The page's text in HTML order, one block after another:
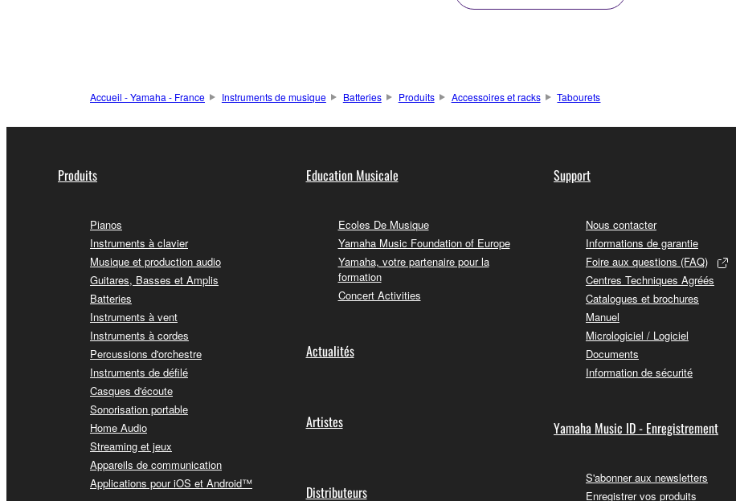
Accueil - Yamaha - France Instruments de musique Batteries Produits Accessoires et racks Tabourets
Produits
Pianos
Instruments à clavier
Musique et production audio
Guitares, Basses et Amplis
Batteries
Instruments à vent
Instruments à cordes
Percussions d'orchestre
Instruments de défilé
Casques d'écoute
Sonorisation portable
Home Audio
Streaming et jeux
Appareils de communication
Applications pour iOS et Android™
Education Musicale
Ecoles De Musique
Yamaha Music Foundation of Europe
Yamaha, votre partenaire pour la
formation
Concert Activities
Actualités
Artistes
Distributeurs
Support
Nous contacter
Informations de garantie
Foire aux questions (FAQ)
Centres Techniques Agréés
Catalogues et brochures
Manuel
Micrologiciel / Logiciel
Documents
Information de sécurité
Yamaha Music ID - Enregistrement
S'abonner aux newsletters
Enregistrer vos produits